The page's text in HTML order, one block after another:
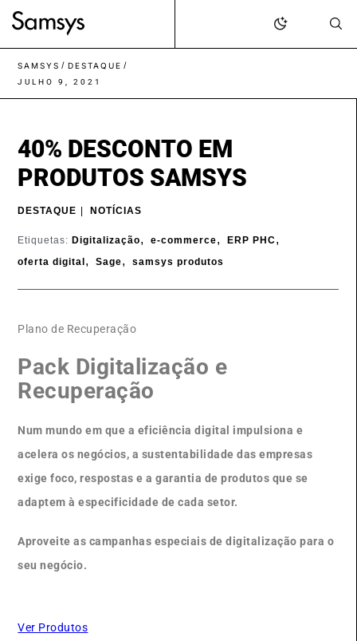
SAMSYS / DESTAQUE /
JULHO 9, 2021
40% DESCONTO EM
PRODUTOS SAMSYS
DESTAQUE | NOTÍCIAS
Etiquetas:Digitalização, e-commerce, ERP PHC,
oferta digital, Sage, samsys produtos
Plano de Recuperação
Pack Digitalização e
Recuperação
Num mundo em que a eficiência digital impulsiona e
acelera os negócios, a sustentabilidade das empresas
exige foco, respostas e a garantia de produtos que se
adaptem à especificidade de cada setor.
Aproveite as campanhas especiais de digitalização para o
seu negócio.
Ver Produtos